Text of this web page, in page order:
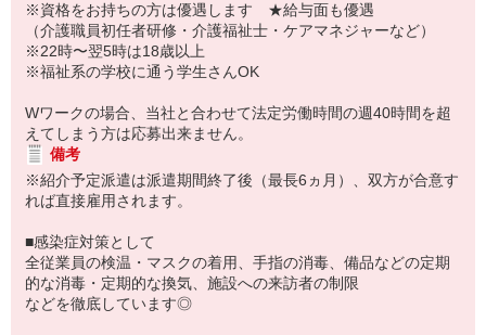
※資格をお持ちの方は優遇します ★給与面も優遇
（介護職員初任者研修・介護福祉士・ケアマネジャーなど）
※22時〜翌5時は18歳以上
※福祉系の学校に通う学生さんOK
Wワークの場合、当社と合わせて法定労働時間の週40時間を超
えてしまう方は応募出来ません。
備考
※紹介予定派遣は派遣期間終了後（最長6ヵ月）、双方が合意す
れば直接雇用されます。
■感染症対策として
全従業員の検温・マスクの着用、手指の消毒、備品などの定期
的な消毒・定期的な換気、施設への来訪者の制限
などを徹底しています◎